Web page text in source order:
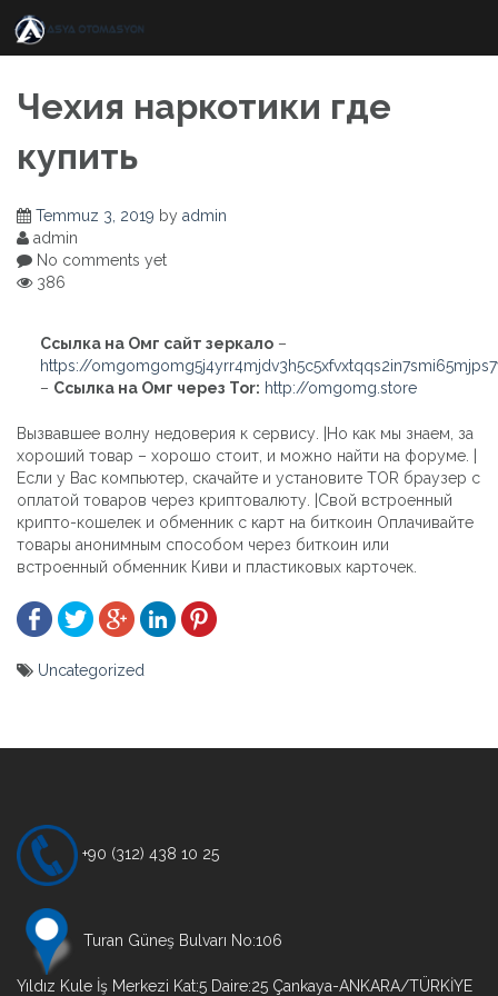
content
Чехия наркотики где
купить
Temmuz 3, 2019 by admin
admin
No comments yet
386
Ссылка на Омг сайт зеркало –
https://
– Ссылка на Омг через Tor: http://omgomg.store
Вызвавшее волну недоверия к сервису. |Но как мы знаем, за
хороший товар – хорошо стоит, и можно найти на форуме. |
Если у Вас компьютер, скачайте и установите TOR браузер с
оплатой товаров через криптовалюту. |Свой встроенный
крипто-кошелек и обменник с карт на биткоин Оплачивайте
товары анонимным способом через биткоин или
встроенный обменник Киви и пластиковых карточек.
Uncategorized
+90 (312) 438 10 25
Turan Güneş Bulvarı No:106
Yıldız Kule İş Merkezi Kat:5 Daire:25 Çankaya-ANKARA/TÜRKİYE